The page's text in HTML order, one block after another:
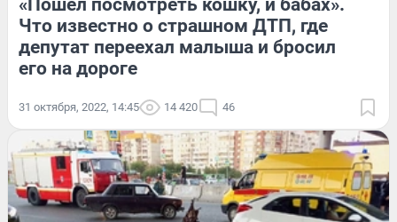
«Пошел посмотреть кошку, и бабах».
Что известно о страшном ДТП, где
депутат переехал малыша и бросил
его на дороге
31 октября, 2022, 14:45 14 420 46